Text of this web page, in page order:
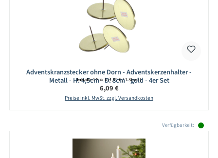
Adventskranzstecker ohne Dorn - Adventskerzenhalter -
Metall - H: 4,5cm - D: 8cm - gold - 4er Set
Inhalt:4 Stück(1,52 € / 1 Stück)
Regulärer Preis:
6,09 €
Preise inkl. MwSt. zzgl. Versandkosten
Verfügbarkeit: